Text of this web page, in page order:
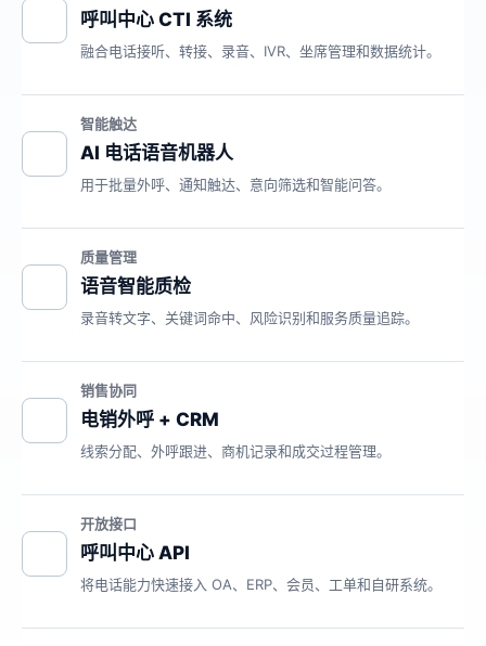
呼叫中心 CTI 系统
融合电话接听、转接、录音、IVR、坐席管理和数据统计。
智能触达
AI 电话语音机器人
用于批量外呼、通知触达、意向筛选和智能问答。
质量管理
语音智能质检
录音转文字、关键词命中、风险识别和服务质量追踪。
销售协同
电销外呼 + CRM
线索分配、外呼跟进、商机记录和成交过程管理。
开放接口
呼叫中心 API
将电话能力快速接入 OA、ERP、会员、工单和自研系统。